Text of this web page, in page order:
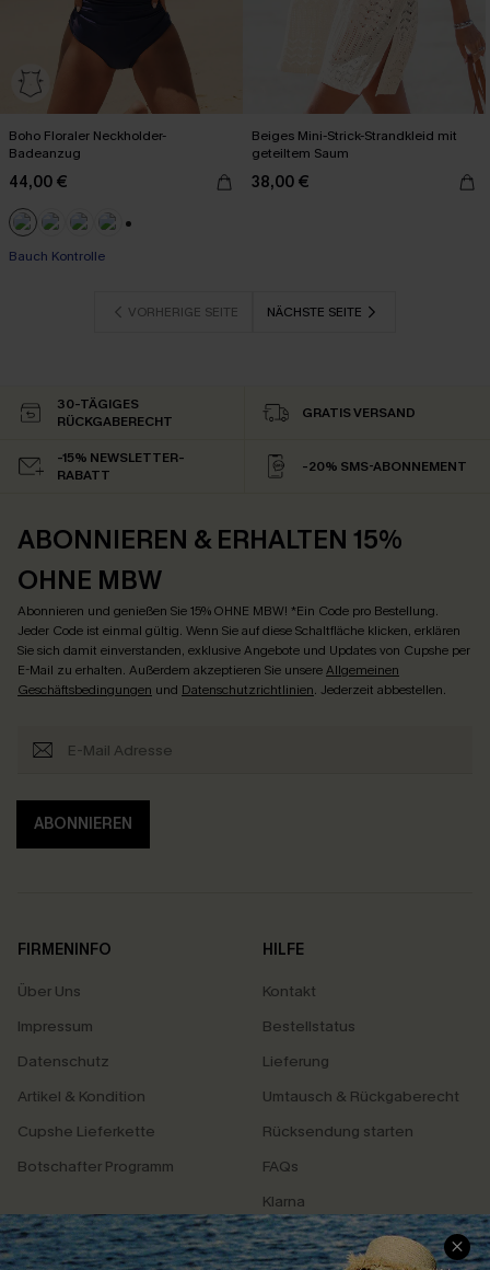
Boho Floraler Neckholder-
Badeanzug
44,00 €
Bauch Kontrolle
Beiges Mini-Strick-Strandkleid mit
geteiltem Saum
38,00 €
VORHERIGE SEITE NÄCHSTE SEITE
30-TÄGIGES
RÜCKGABERECHT
GRATIS VERSAND
-15% NEWSLETTER-
RABATT
-20% SMS-ABONNEMENT
ABONNIEREN & ERHALTEN 15%
OHNE MBW
Abonnieren und genießen Sie 15% OHNE MBW! *Ein Code pro Bestellung.
Jeder Code ist einmal gültig. Wenn Sie auf diese Schaltfläche klicken, erklären
Sie sich damit einverstanden, exklusive Angebote und Updates von Cupshe per
E-Mail zu erhalten. Außerdem akzeptieren Sie unsereAllgemeinen
Geschäftsbedingungen und Datenschutzrichtlinien. Jederzeit abbestellen.
ABONNIEREN
FIRMENINFO
Über Uns
Impressum
Datenschutz
Artikel & Kondition
Cupshe Lieferkette
Botschafter Programm
HILFE
Kontakt
Bestellstatus
Lieferung
Umtausch & Rückgaberecht
Rücksendung starten
FAQs
Klarna